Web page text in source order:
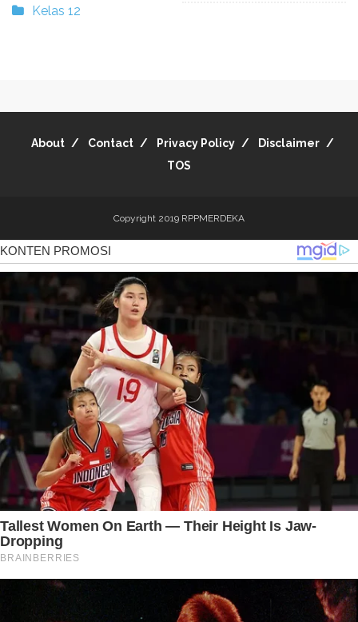
Kelas 12
About Contact Privacy Policy
Disclaimer
TOS
Copyright 2019 RPPMERDEKA